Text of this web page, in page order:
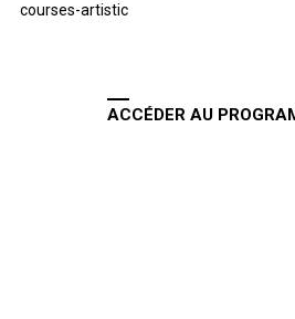
courses-artistic
ACCÉDER AU